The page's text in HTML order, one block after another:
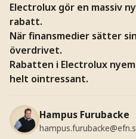
Electrolux gör en massiv
rabatt.
När finansmedier sätter
överdrivet.
Rabatten i Electrolux
helt ointressant.
Hampus Furubacke